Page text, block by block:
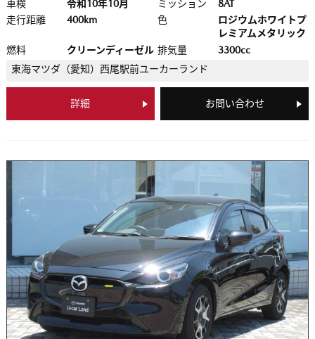
車検 令和10年10月 ミッション
8AT
走行距離
400km 色
ロジウムホワイトプ
レミアムメタリック
燃料
クリーンディーゼル 排気量
3300cc
東海マツダ（愛知） 西尾駅前ユーカーランド
詳細 お問い合わせ